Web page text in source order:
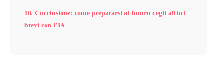
10. Conclusione: come prepararsi al futuro degli affitti
brevi con l’IA